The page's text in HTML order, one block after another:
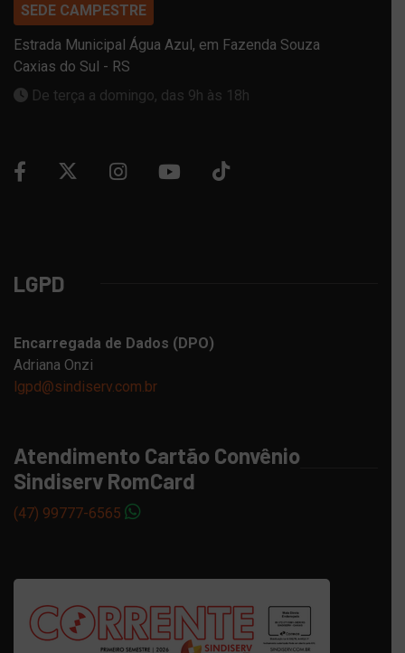
SEDE CAMPESTRE
Estrada Municipal Água Azul, em Fazenda Souza
Caxias do Sul - RS
De terça a domingo, das 9h às 18h
LGPD
Encarregada de Dados (DPO)
Adriana Onzi
lgpd@sindiserv.com.br
Atendimento Cartão Convênio
Sindiserv RomCard
(47) 99777-6565